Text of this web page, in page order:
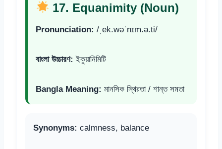
17. Equanimity (Noun)
Pronunciation: /ˌek.wəˈnɪm.ə.ti/
বাংলা উচ্চারণ: ইকুয়ানিমিটি
Bangla Meaning: মানসিক স্থিরতা / শান্ত সমতা
Synonyms: calmness, balance